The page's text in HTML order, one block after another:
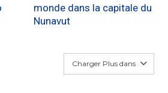
monde dans la capitale du
Nunavut
Charger Plus dans